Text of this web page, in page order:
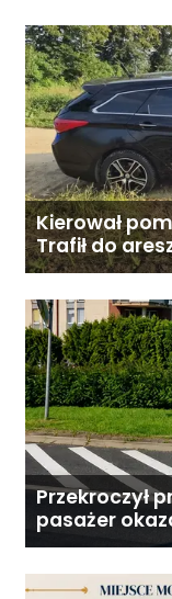
terenu!
Kierował
Trafił do
Przekroczył
pasażer
poszukiwaną